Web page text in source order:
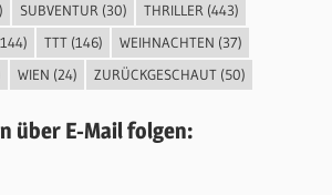
SUBVENTUR (30) THRILLER (443)
TTT(146) WEIHNACHTEN (37)
WIEN (24) ZURÜCKGESCHAUT(50)
über E-Mail folgen: